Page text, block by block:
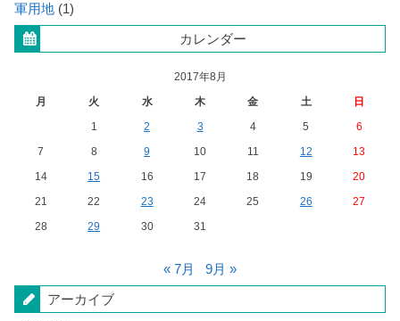
軍用地 (1)
カレンダー
2017年8月
月
火 水 木 金 土
日
1
2 3 4 5
6
7
8 9 10 11 12
13
14
15 16 17 18 19
20
21
22 23 24 25 26
27
28
29 30 31
« 7月 9月 »
アーカイブ